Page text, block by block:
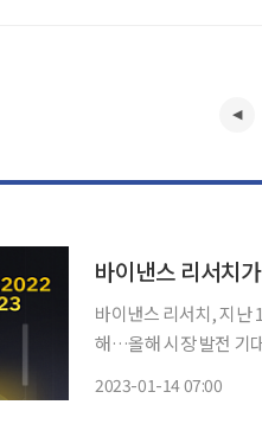
바이낸스 리서치, 지난 11일 ‘2022년 리뷰와 2023년 테마’ 보고서 공개“작년은 경종 울린
해…올해 시장 발전 기
2023-01-14 07:00